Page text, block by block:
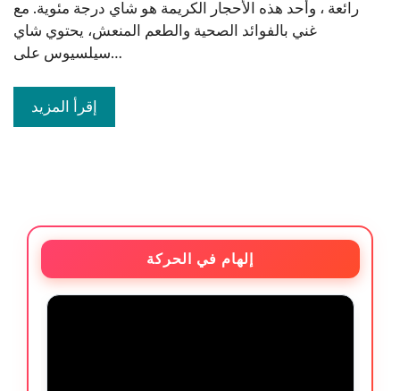
رائعة ، وأحد هذه الأحجار الكريمة هو شاي درجة مئوية. مع
غني بالفوائد الصحية والطعم المنعش، يحتوي شاي
سيلسيوس على…
إقرأ المزيد
إلهام في الحركة